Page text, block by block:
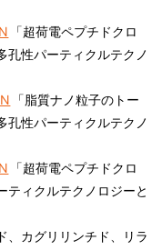
「超荷電ペプチドクロ
孔性パーティクルテクノ
「脂質ナノ粒子のトー
孔性パーティクルテクノ
「超荷電ペプチドクロ
ティクルテクノロジーと
、カグリリンチド、リラ